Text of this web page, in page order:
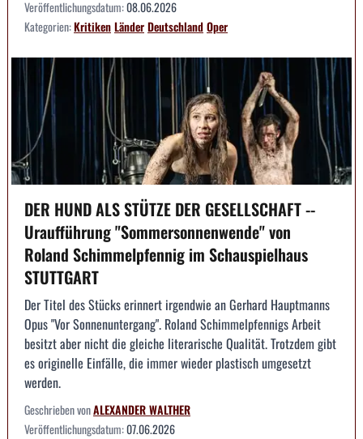
Veröffentlichungsdatum:08.06.2026
Kategorien:KritikenLänderDeutschlandOper
DER HUND ALS STÜTZE DER GESELLSCHAFT --
Uraufführung "Sommersonnenwende" von
Roland Schimmelpfennig im Schauspielhaus
STUTTGART
Der Titel des Stücks erinnert irgendwie an Gerhard Hauptmanns
Opus "Vor Sonnenuntergang". Roland Schimmelpfennigs Arbeit
besitzt aber nicht die gleiche literarische Qualität. Trotzdem gibt
es originelle Einfälle, die immer wieder plastisch umgesetzt
werden.
Geschrieben vonALEXANDER WALTHER
Veröffentlichungsdatum:07.06.2026